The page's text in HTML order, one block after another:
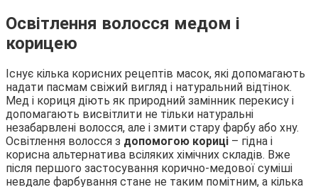
Освітлення волосся медом і
корицею
Існує кілька корисних рецептів масок, які допомагають
надати пасмам свіжий вигляд і натуральний відтінок.
Мед і кориця діють як природний замінник перекису і
допомагають висвітлити не тільки натуральні
незабарвлені волосся, але і змити стару фарбу або хну.
Освітлення волосся з допомогою кориці – гідна і
корисна альтернатива всіляких хімічних складів. Вже
після першого застосування корично-медової суміші
невдале фарбування стане не таким помітним, а кілька